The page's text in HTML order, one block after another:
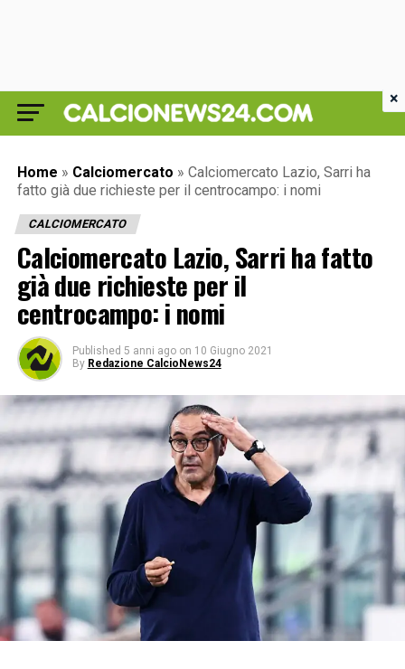
Home » Calciomercato » Calciomercato Lazio, Sarri ha
fatto già due richieste per il centrocampo: i nomi
CALCIOMERCATO
Calciomercato Lazio, Sarri ha fatto
già due richieste per il
centrocampo: i nomi
Published 5 anni ago on 10 Giugno 2021
By Redazione CalcioNews24
×